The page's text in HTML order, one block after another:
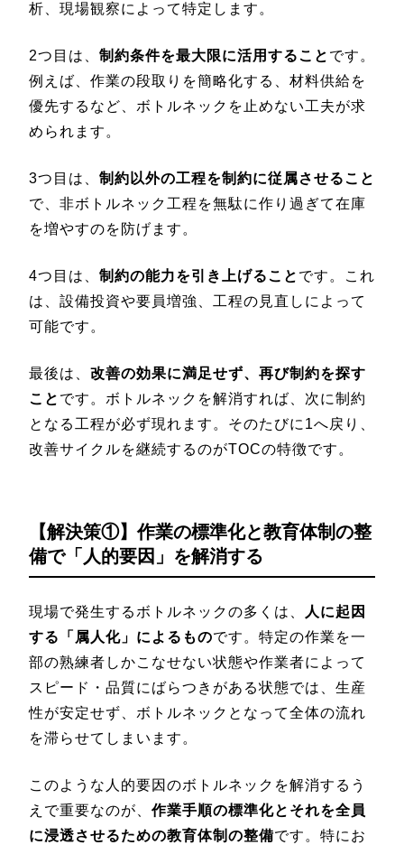
析、現場観察によって特定します。
2つ目は、 制約条件を最大限に活用すること です。
例えば、作業の段取りを簡略化する、材料供給を
優先するなど、ボトルネックを止めない工夫が求
められます。
3つ目は、 制約以外の工程を制約に従属させること
で、非ボトルネック工程を無駄に作り過ぎて在庫
を増やすのを防げます。
4つ目は、 制約の能力を引き上げること です。これ
は、設備投資や要員増強、工程の見直しによって
可能です。
最後は、 改善の効果に満足せず、再び制約を探す
こと です。ボトルネックを解消すれば、次に制約
となる工程が必ず現れます。そのたびに1へ戻り、
改善サイクルを継続するのがTOCの特徴です。
【解決策①】作業の標準化と教育体制の整
備で「人的要因」を解消する
現場で発生するボトルネックの多くは、
人に起因
する「属人化」によるものです。特定の作業を一
部の熟練者しかこなせない状態や作業者によって
スピード・品質にばらつきがある状態では、生産
性が安定せず、ボトルネックとなって全体の流れ
を滞らせてしまいます。
このような人的要因のボトルネックを解消するう
えで重要なのが、 作業手順の標準化とそれを全員
に浸透させるための教育体制の整備です。特にお